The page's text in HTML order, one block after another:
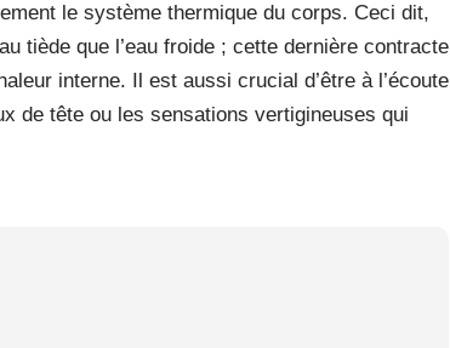
le système thermique du corps. Ceci dit,
tiède que l’eau froide ; cette dernière contracte
interne. Il est aussi crucial d’être à l’écoute
de tête ou les sensations vertigineuses qui